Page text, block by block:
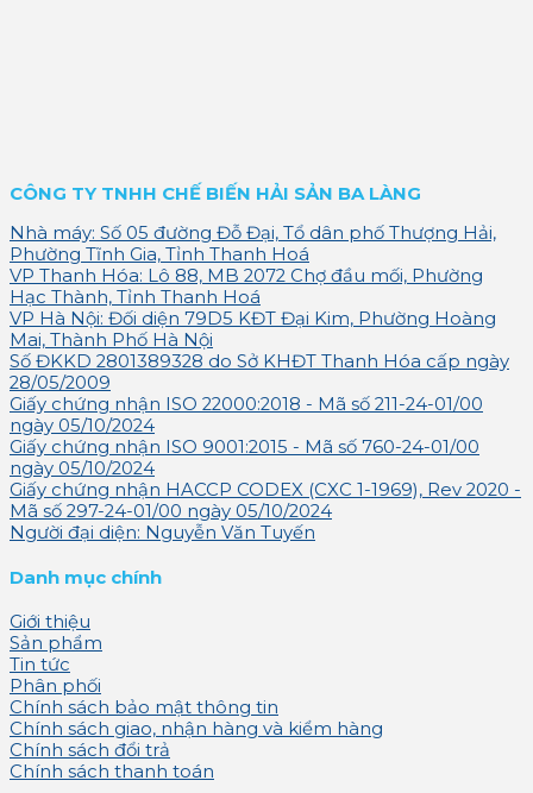
CÔNG TY TNHH CHẾ BIẾN HẢI SẢN BA LÀNG
Nhà máy: Số 05 đường Đỗ Đại, Tổ dân phố Thượng Hải,
Phường Tĩnh Gia, Tỉnh Thanh Hoá
VP Thanh Hóa: Lô 88, MB 2072 Chợ đầu mối, Phường
Hạc Thành, Tỉnh Thanh Hoá
VP Hà Nội: Đối diện 79D5 KĐT Đại Kim, Phường Hoàng
Mai, Thành Phố Hà Nội
Số ĐKKD 2801389328 do Sở KHĐT Thanh Hóa cấp ngày
28/05/2009
Giấy chứng nhận ISO 22000:2018 - Mã số 211-24-01/00
ngày 05/10/2024
Giấy chứng nhận ISO 9001:2015 - Mã số 760-24-01/00
ngày 05/10/2024
Giấy chứng nhận HACCP CODEX (CXC 1-1969), Rev 2020 -
Mã số 297-24-01/00 ngày 05/10/2024
Người đại diện: Nguyễn Văn Tuyến
Danh mục chính
Giới thiệu
Sản phẩm
Tin tức
Phân phối
Chính sách bảo mật thông tin
Chính sách giao, nhận hàng và kiểm hàng
Chính sách đổi trả
Chính sách thanh toán